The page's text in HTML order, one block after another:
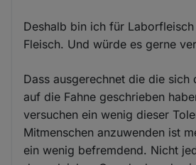
Deshalb bin ich für
Fleisch. Und würde es gerne
Dass ausgerechnet die die sich
auf die Fahne geschrieben
versuchen ein wenig dieser
Mitmenschen anzuwenden ist
ein wenig befremdend. Nicht